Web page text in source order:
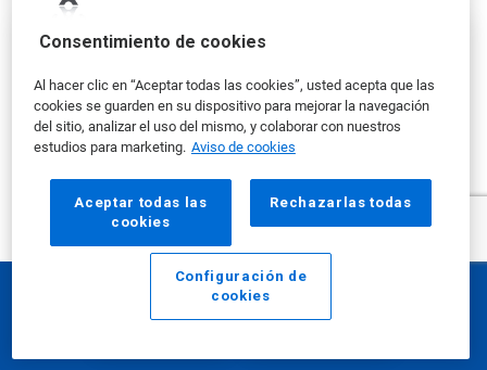
Consentimiento de cookies
Al hacer clic en “Aceptar todas las cookies”, usted acepta que las
cookies se guarden en su dispositivo para mejorar la navegación
del sitio, analizar el uso del mismo, y colaborar con nuestros
estudios para marketing. Aviso de cookies
Aceptar todas las
cookies
Rechazarlas todas
Configuración de
cookies
ArticleTile
Email Llamar